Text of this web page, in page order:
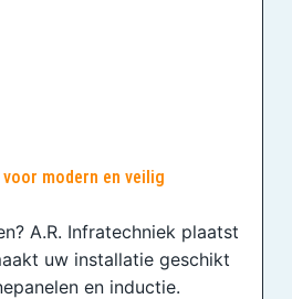
modern en veilig
A.R. Infratechniek plaatst
uw installatie geschikt
en inductie.